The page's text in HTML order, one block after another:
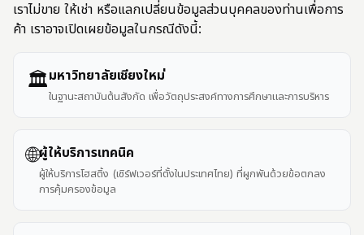
เราไม่ขาย ให้เช่า หรือแลกเปลี่ยนข้อมูลส่วนบุคคลของท่านเพื่อการ
ค้า เราอาจเปิดเผยข้อมูลในกรณีดังนี้:
🏛️มหาวิทยาลัยเชียงใหม่
ในฐานะสถาบันต้นสังกัด เพื่อวัตถุประสงค์ทางการศึกษาและการบริหาร
🌐ผู้ให้บริการเทคนิค
ผู้ให้บริการโฮสติ้ง (เซิร์ฟเวอร์ที่ตั้งในประเทศไทย) ที่ผูกพันด้วยข้อตกลง
การคุ้มครองข้อมูล